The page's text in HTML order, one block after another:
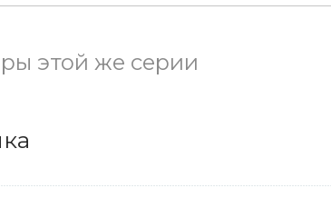
этой же серии